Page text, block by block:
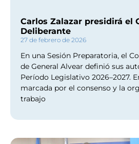
Carlos Zalazar presidirá el
Deliberante
27 de febrero de 2026
En una Sesión Preparatoria, el
de General Alvear definió sus
Período Legislativo 2026–2027.
marcada por el consenso y la
trabajo